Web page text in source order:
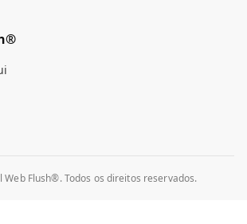
Web Flush®. Todos os direitos reservados.